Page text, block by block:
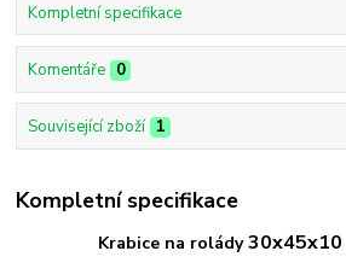
Kompletní specifikace
Komentáře 0
Související zboží 1
Kompletní specifikace
Krabice na rolády30x45x10